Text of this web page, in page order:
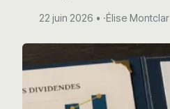
22 juin 2026 ·Élise Montclar